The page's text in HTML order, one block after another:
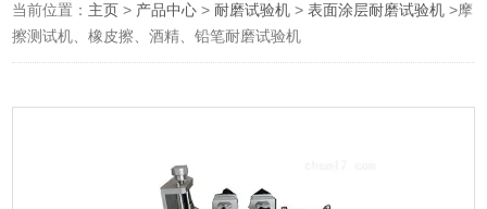
当前位置： 主页 > 产品中心 > 耐磨试验机 >表面涂层耐磨试验机 >摩
擦测试机、橡皮擦、酒精、铅笔耐磨试验机